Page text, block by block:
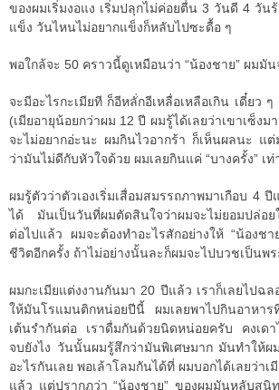
ของผมเริ่มงอแง เริ่มปลุกไม่ค่อยตื่น 3 วันดี 4 วัน
แข็ง วันไหนไม่อยากแข็งก็หลับไปซะดื้อ ๆ
พอใกล้จะ 50 คราวนี้ดูเหมือนว่า “น้องชาย” ผมมั
จะมีอะไรกะเมียที ก็อีหลั่กอีเหลื่อเหลือเกิน เดี๋ยว ๆ
(เมียอายุน้อยกว่าผม 12 ปี ผมรู้ได้เลยว่าเขาเซ็งม
จะไม่อยากอ่ะนะ ผมกินไวอากร้า ก็เห็นผลนะ แ
ว่ามันไม่ดีกับหัวใจด้วย ผมเลยกินแค่ “บางครั้ง” เ
ผมรู้ตัวว่าตัวเองเริ่มเสื่อมสมรรถภาพมาเกือบ 4
ได้ มันเป็นวันที่ผมตัดสินใจว่าผมจะไม่ยอมปล่อยใ
ต่อไปแล้ว ผมจะต้องทำอะไรสักอย่างให้ “น้องช
ชีวิตอีกครั้ง ถ้าไม่อย่างนั้นละก็ผมจะไปบวชเป็นพ
ผมกะเมียแต่งงานกันมา 20 ปีแล้ว เราก็เลยไปฉล
ให้มันโรแมนติกหน่อยปีนี้ ผมเลยพาไปกินอาหาร
เต้นรำกันต่อ เราดื่มกันด้วยนิดหน่อยครับ คงเดา
จบยังไง วันนั้นผมรู้สึกว่ามันพิเศษมาก มันทำให้ผ
อะไรกันเลย พอเล้าโลมกันได้ที่ ผมบอกได้เลยว่าเ
แล้ว แต่ปรากฏว่า “น้องชาย” ของผมมันหลับสนิ